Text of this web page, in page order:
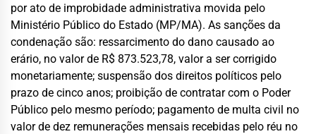
por ato de improbidade administrativa movida pelo
Ministério Público do Estado (MP/MA). As sanções da
condenação são: ressarcimento do dano causado ao
erário, no valor de R$ 873.523,78, valor a ser corrigido
monetariamente; suspensão dos direitos políticos pelo
prazo de cinco anos; proibição de contratar com o Poder
Público pelo mesmo período; pagamento de multa civil no
valor de dez remunerações mensais recebidas pelo réu no